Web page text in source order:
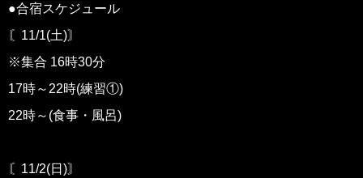
●合宿スケジュール
〘11/1(土)〙
※集合 16時30分
17時～22時(練習①)
22時～(食事・風呂)
〘11/2(日)〙